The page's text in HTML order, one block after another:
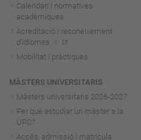
Calendari i normatives
acadèmiques
Acreditació i reconeixement
d'idiomes
Mobilitat i pràctiques
MÀSTERS UNIVERSITARIS
Màsters universitaris 2026-2027
Per què estudiar un màster a la
UPC?
Accés, admissió i matrícula